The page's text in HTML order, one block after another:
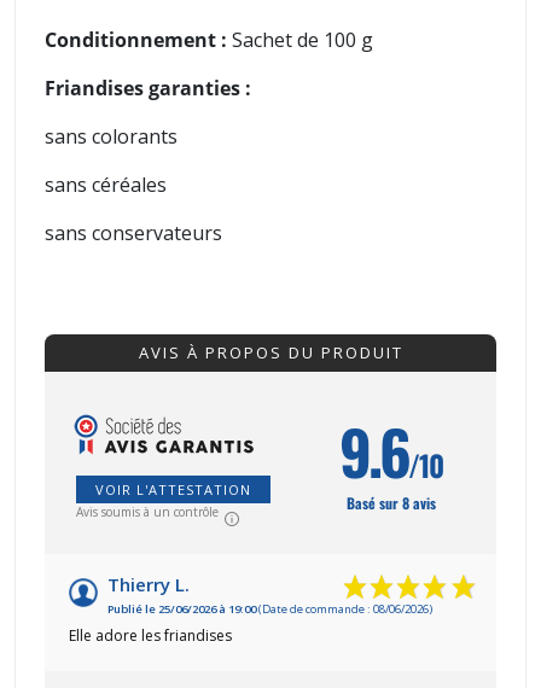
Conditionnement : Sachet de 100 g
Friandises garanties :
sans colorants
sans céréales
sans conservateurs
AVIS À PROPOS DU PRODUIT
VOIR L'ATTESTATION
Avis soumis à un contrôle
9.6/10
Basé sur 8 avis
Thierry L.
Publié le 25/06/2026 à 19:00(Date de commande : 08/06/2026)
Elle adore les friandises